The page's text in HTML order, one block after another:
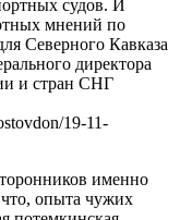
судов. И
мнений по
Северного Кавказа
директора
и стран СНГ
19-11-
именно
что, опыта чужих